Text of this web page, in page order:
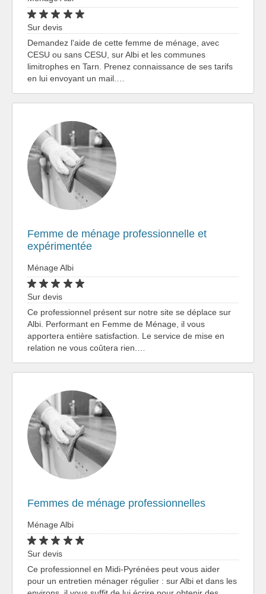
Sur devis
Demandez l'aide de cette femme de ménage, avec
CESU ou sans CESU, sur Albi et les communes
limitrophes en Tarn. Prenez connaissance de ses tarifs
en lui envoyant un mail.…
Femme de ménage professionnelle et
expérimentée
Ménage Albi
Sur devis
Ce professionnel présent sur notre site se déplace sur
Albi. Performant en Femme de Ménage, il vous
apportera entière satisfaction. Le service de mise en
relation ne vous coûtera rien.…
Femmes de ménage professionnelles
Ménage Albi
Sur devis
Ce professionnel en Midi-Pyrénées peut vous aider
pour un entretien ménager régulier : sur Albi et dans les